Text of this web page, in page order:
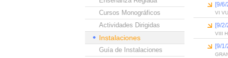
Cursos Monográficos
Actividades Dirigidas
Instalaciones
Guía de Instalaciones
[9/
VI
[9/
VIII
[9/